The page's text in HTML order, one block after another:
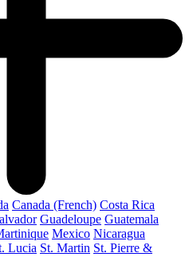
Canada (French) Costa Rica
Guadeloupe Guatemala
Mexico Nicaragua
Lucia St. Martin St. Pierre &